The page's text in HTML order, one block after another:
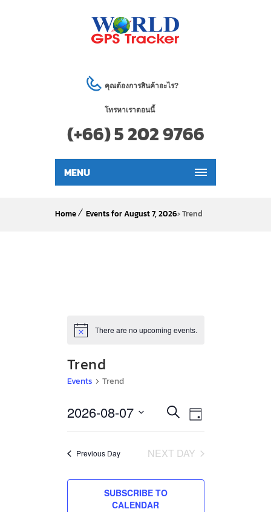
คุณต้องการสินค้าอะไร?
โทรหาเราตอนนี้
(+66) 5 202 9766
MENU
Home Events for August 7, 2026› Trend
Notice There are no upcoming events.
Trend
Events Trend
Events
Search
and
Views
Navigation
SEARCHEvent
DAY
2026-08-07
Select
Previous Day NEXT DAY
SUBSCRIBE TO
CALENDAR